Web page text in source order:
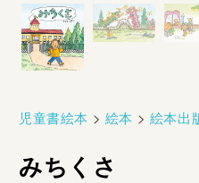
児童書絵本 > 絵本 > 絵本出
みちくさ